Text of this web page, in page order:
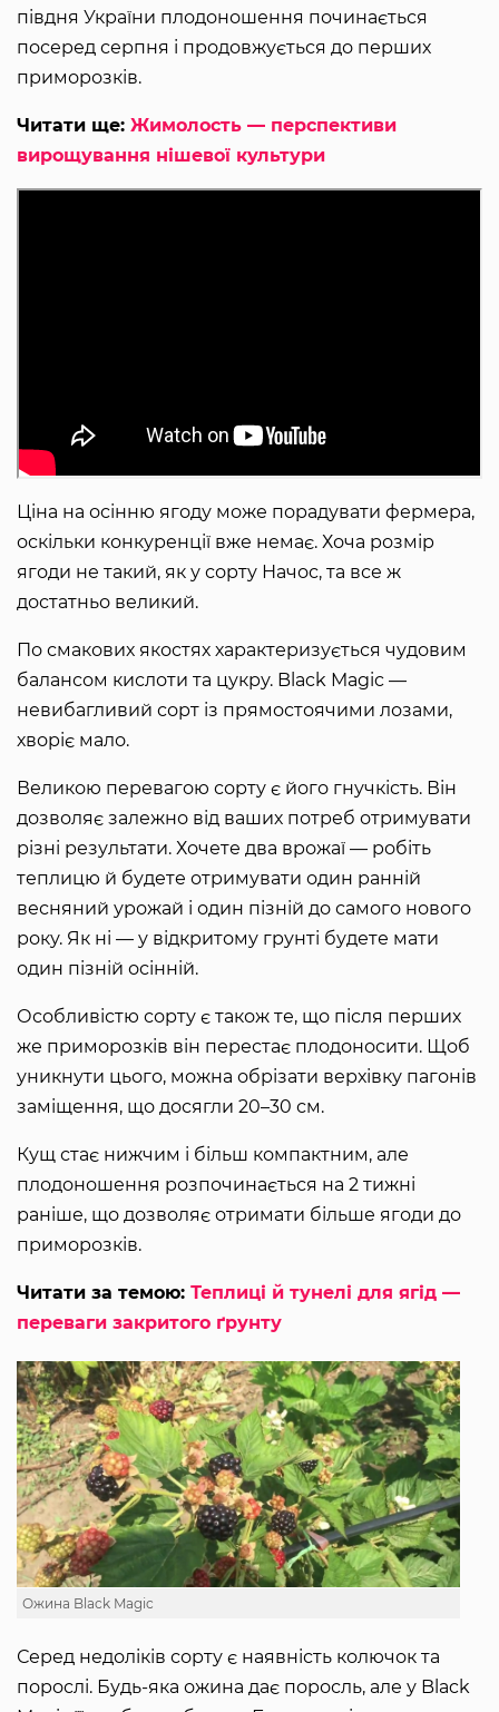
півдня України плодоношення починається
посеред серпня і продовжується до перших
приморозків.
Читати ще: Жимолость — перспективи
вирощування нішевої культури
Ціна на осінню ягоду може порадувати фермера,
оскільки конкуренції вже немає. Хоча розмір
ягоди не такий, як у сорту Начос, та все ж
достатньо великий.
По смакових якостях характеризується чудовим
балансом кислоти та цукру. Black Magic —
невибагливий сорт із прямостоячими лозами,
хворіє мало.
Великою перевагою сорту є його гнучкість. Він
дозволяє залежно від ваших потреб отримувати
різні результати. Хочете два врожаї — робіть
теплицю й будете отримувати один ранній
весняний урожай і один пізній до самого нового
року. Як ні — у відкритому грунті будете мати
один пізній осінній.
Особливістю сорту є також те, що після перших
же приморозків він перестає плодоносити. Щоб
уникнути цього, можна обрізати верхівку пагонів
заміщення, що досягли 20–30 см.
Кущ стає нижчим і більш компактним, але
плодоношення розпочинається на 2 тижні
раніше, що дозволяє отримати більше ягоди до
приморозків.
Читати за темою: Теплиці й тунелі для ягід —
переваги закритого ґрунту
Ожина Black Magic
Серед недоліків сорту є наявність колючок та
порослі. Будь-яка ожина дає поросль, але у Black